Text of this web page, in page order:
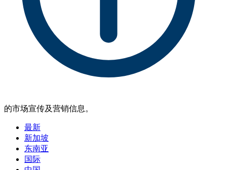
的市场宣传及营销信息。
最新
新加坡
东南亚
国际